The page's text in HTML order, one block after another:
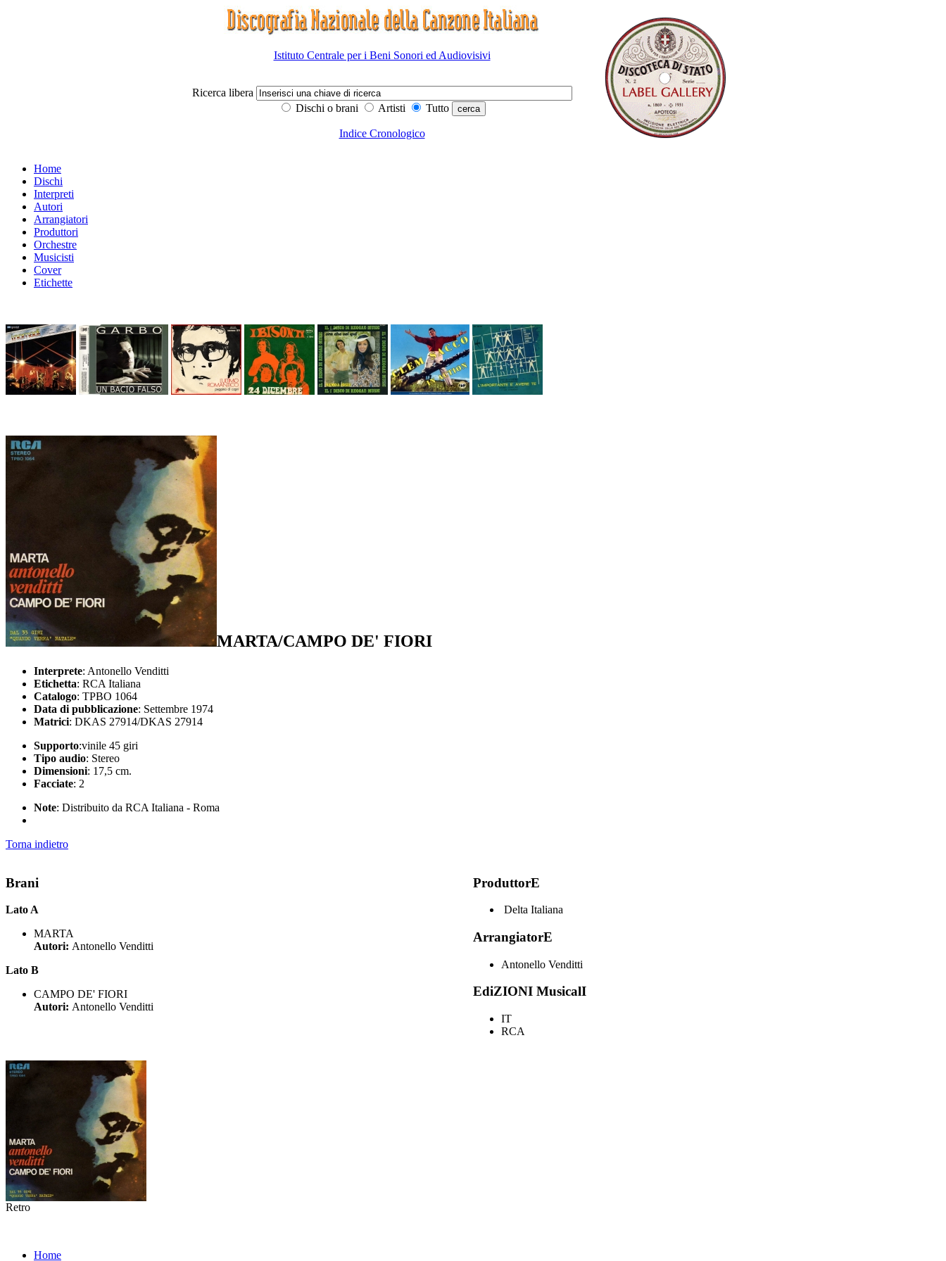
Istituto Centrale per i Beni Sonori ed Audiovisivi
Ricerca libera
Dischi o brani
Artisti Tutto
Indice Cronologico
Home
Dischi
Interpreti
Autori
Arrangiatori
Produttori
Orchestre
Musicisti
Cover
Etichette
MARTA/CAMPO DE' FIORI
Interprete: Antonello Venditti
Etichetta: RCA Italiana
Catalogo: TPBO 1064
Data di pubblicazione: Settembre 1974
Matrici: DKAS 27914/DKAS 27914
Supporto:vinile 45 giri
Tipo audio: Stereo
Dimensioni: 17,5 cm.
Facciate: 2
Note: Distribuito da RCA Italiana - Roma
Torna indietro
Brani
Lato A
MARTA
Autori: Antonello Venditti
Lato B
CAMPO DE' FIORI
Autori: Antonello Venditti
ProduttorE
Delta Italiana
ArrangiatorE
Antonello Venditti
EdiZIONI MusicalI
IT
RCA
Retro
Home